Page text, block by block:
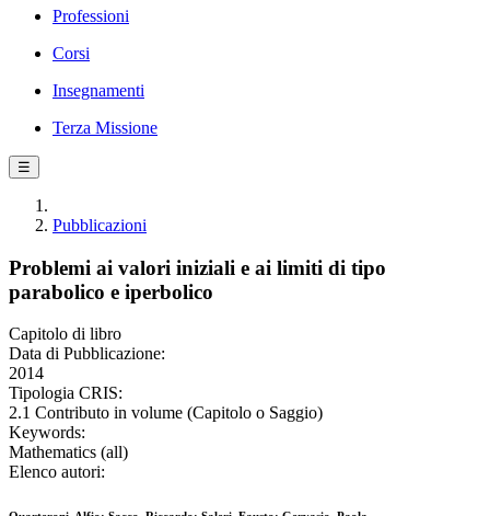
Professioni
Corsi
Insegnamenti
Terza Missione
☰
Pubblicazioni
Problemi ai valori iniziali e ai limiti di tipo
parabolico e iperbolico
Capitolo di libro
Data di Pubblicazione:
2014
Tipologia CRIS:
2.1 Contributo in volume (Capitolo o Saggio)
Keywords:
Mathematics (all)
Elenco autori: